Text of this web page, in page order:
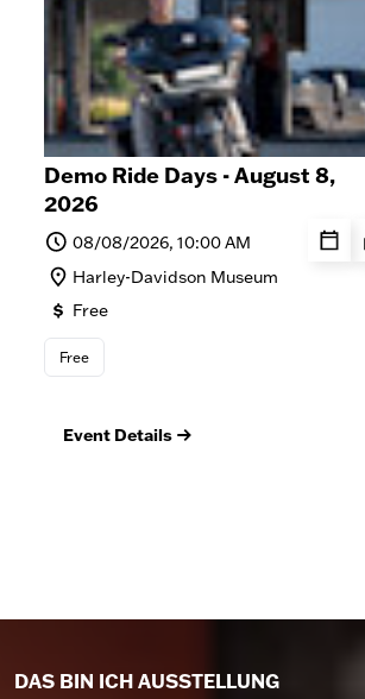
Demo Ride Days - August 8,
2026
08/08/2026, 10:00 AM
Harley-Davidson Museum
Free
Free
Event Details
DAS BIN ICH AUSSTELLUNG